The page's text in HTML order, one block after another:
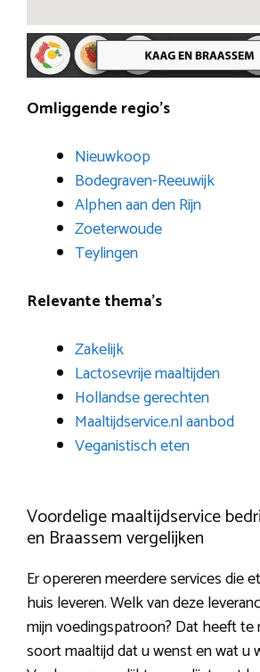
Omliggende regio’s
Nieuwkoop
Bodegraven-Reeuwijk
Alphen aan den Rijn
Zoeterwoude
Teylingen
Relevante thema’s
Zakelijk
Lactosevrije maaltijden
Hollandse gerechten
Maaltijdservice.nl aanbod
Veganistisch eten
Voordelige maaltijdservice
en Braassem vergelijken
Er opereren meerdere services die
huis leveren. Welk van deze
mijn voedingspatroon? Dat heeft
soort maaltijd dat u wenst en wat u